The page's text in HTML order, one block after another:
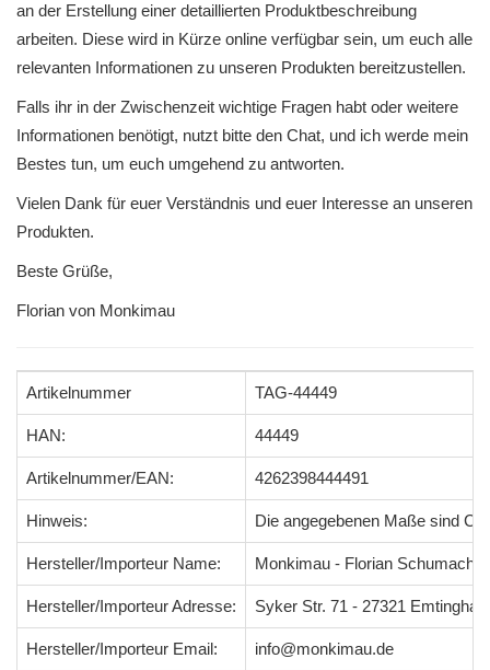
an der Erstellung einer detaillierten Produktbeschreibung
arbeiten. Diese wird in Kürze online verfügbar sein, um euch alle
relevanten Informationen zu unseren Produkten bereitzustellen.
Falls ihr in der Zwischenzeit wichtige Fragen habt oder weitere
Informationen benötigt, nutzt bitte den Chat, und ich werde mein
Bestes tun, um euch umgehend zu antworten.
Vielen Dank für euer Verständnis und euer Interesse an unseren
Produkten.
Beste Grüße,
Florian von Monkimau
Artikelnummer TAG-44449
HAN: 44449
Artikelnummer/EAN: 4262398444491
Hinweis: Die angegebenen Maße sind
Hersteller/Importeur Name: Monkimau - Florian Schumacher
Hersteller/Importeur Adresse: Syker Str. 71 - 27321
Hersteller/Importeur Email: info@monkimau.de